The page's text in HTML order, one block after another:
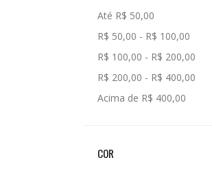
Até R$ 50,00
R$ 50,00 - R$ 100,00
R$ 100,00 - R$ 200,00
R$ 200,00 - R$ 400,00
Acima de R$ 400,00
COR